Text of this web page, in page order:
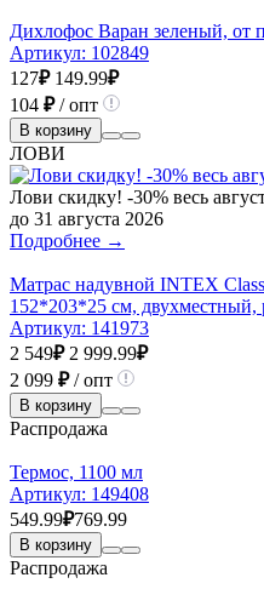
Дихлофос Варан зеленый, от
Артикул: 102849
127₽ 149.99₽
104 ₽/ опт
В корзину
ЛОВИ
Лови скидку! -30% весь
до 31 августа 2026
Подробнее →
Матрас надувной INTEX
152*203*25 см, двухместный,
Артикул: 141973
2 549₽ 2 999.99₽
2 099 ₽/ опт
В корзину
Распродажа
Термос, 1100 мл
Артикул: 149408
549.99₽769.99
В корзину
Распродажа